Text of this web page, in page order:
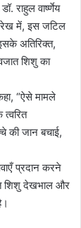
राहुल वार्ष्णेय
में, इस जटिल
अतिरिक्त,
शिशु का
“ऐसे मामले
की जान बचाई,
प्रदान करने
शिशु देखभाल और